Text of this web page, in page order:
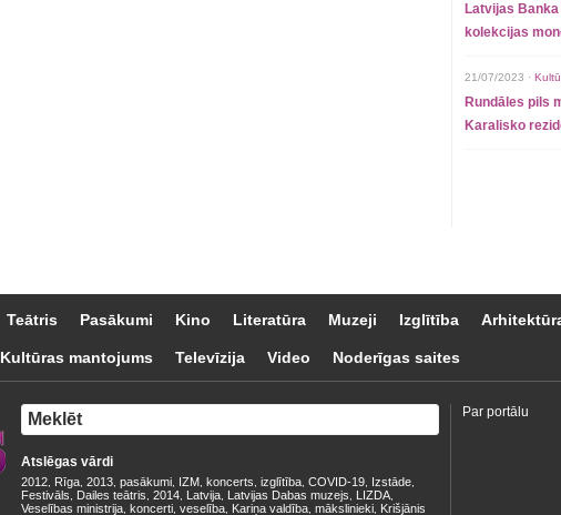
Latvijas
kolekcijas
21/07/2023 ·
Rundāles pils
Karalisko
Teātris Pasākumi Kino Literatūra Muzeji Izglītība
Kultūras mantojums Televīzija Video Noderīgas saites
Atslēgas vārdi
2012 Rīga 2013 pasākumi IZM koncerts izglītība COVID-19 Izstāde
Festivāls Dailes teātris 2014 Latvija Latvijas Dabas muzejs LIZDA
Veselības ministrija koncerti veselība Kariņa valdība mākslinieki Krišjānis
Par portālu